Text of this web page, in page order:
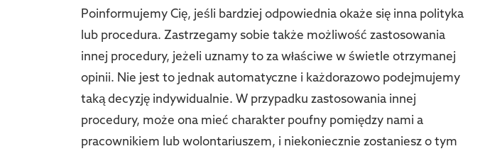
Poinformujemy Cię, jeśli bardziej odpowiednia okaże się inna polityka
lub procedura. Zastrzegamy sobie także możliwość zastosowania
innej procedury, jeżeli uznamy to za właściwe w świetle otrzymanej
opinii. Nie jest to jednak automatyczne i każdorazowo podejmujemy
taką decyzję indywidualnie. W przypadku zastosowania innej
procedury, może ona mieć charakter poufny pomiędzy nami a
pracownikiem lub wolontariuszem, i niekoniecznie zostaniesz o tym